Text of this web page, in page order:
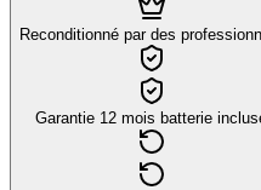
Reconditionné par des
Garantie 12 mois batterie